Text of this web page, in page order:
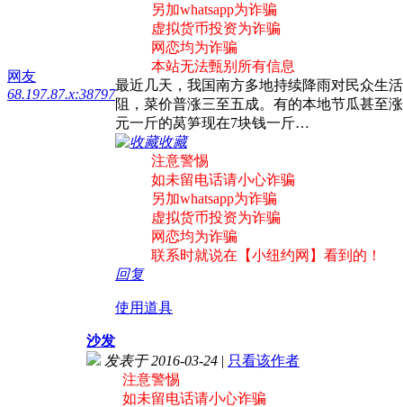
网友
68.197.87.x:38797
另加whatsapp为诈骗
虚拟货币投资为诈骗
网恋均为诈骗
本站无法甄别所有信息
最近几天，我国南方多地持续降雨对民众生
阻，菜价普涨三至五成。有的本地节瓜甚至
元一斤的莴笋现在7块钱一斤…
收藏
注意警惕
如未留电话请小心诈骗
另加whatsapp为诈骗
虚拟货币投资为诈骗
网恋均为诈骗
联系时就说在【小纽约网】看到的！
回复
使用道具
沙发
发表于 2016-03-24 | 只看该作者
注意警惕
如未留电话请小心诈骗